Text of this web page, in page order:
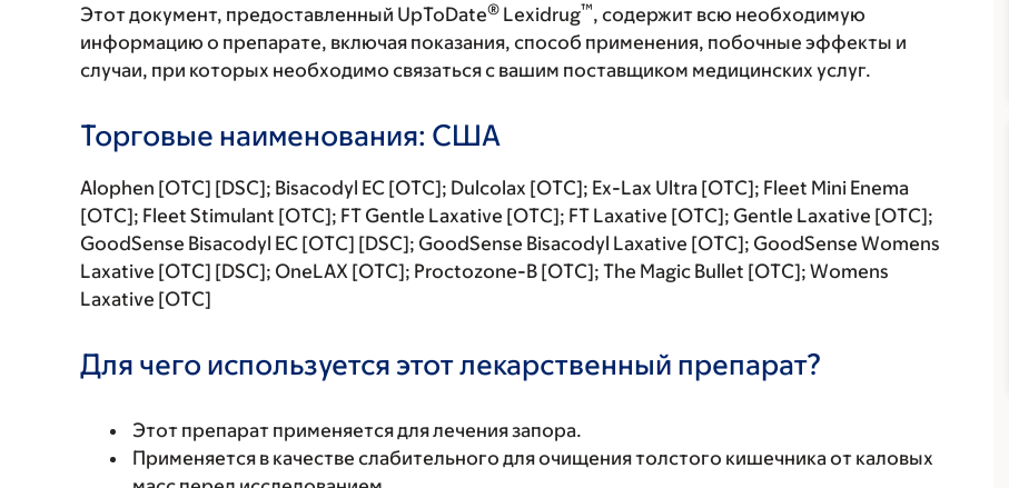
Этот документ, предоставленный UpToDate® Lexidrug™, содержит всю необходимую
информацию о препарате, включая показания, способ применения, побочные эффекты и
случаи, при которых необходимо связаться с вашим поставщиком медицинских услуг.
Торговые наименования: США
Alophen [OTC] [DSC]; Bisacodyl EC [OTC]; Dulcolax [OTC]; Ex-Lax Ultra [OTC]; Fleet Mini Enema
[OTC]; Fleet Stimulant [OTC]; FT Gentle Laxative [OTC]; FT Laxative [OTC]; Gentle Laxative [OTC];
GoodSense Bisacodyl EC [OTC] [DSC]; GoodSense Bisacodyl Laxative [OTC]; GoodSense Womens
Laxative [OTC] [DSC]; OneLAX [OTC]; Proctozone-B [OTC]; The Magic Bullet [OTC]; Womens
Laxative [OTC]
Для чего используется этот лекарственный препарат?
Этот препарат применяется для лечения запора.
Применяется в качестве слабительного для очищения толстого кишечника от каловых